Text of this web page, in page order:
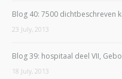
Blog 40: 7500 dichtbeschreven
23 July, 2013
Blog 39: hospitaal deel VII,
18 July, 2013